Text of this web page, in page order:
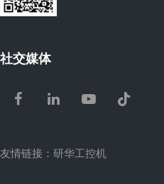
社交媒体
Facebook
LinkedInYoutubeTiktok
友情链接： 研华工控机